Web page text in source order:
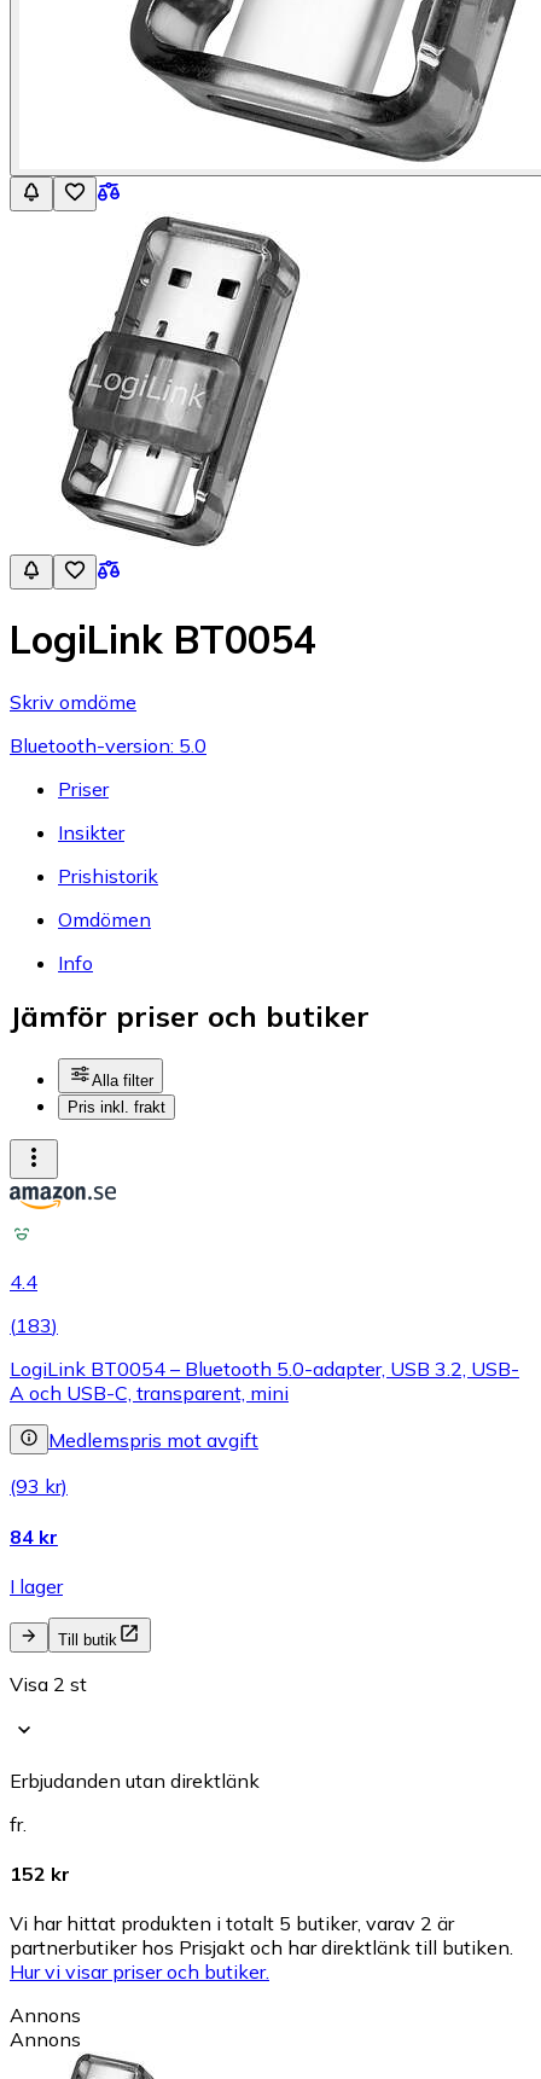
LogiLink BT0054
Skriv omdöme
Bluetooth-version: 5.0
Priser
Insikter
Prishistorik
Omdömen
Info
Jämför priser och butiker
Alla filter
Pris inkl. frakt
4.4
(183)
LogiLink BT0054 – Bluetooth 5.0-adapter, USB 3.2, USB-
A och USB-C, transparent, mini
Medlemspris mot avgift
(93 kr)
84 kr
I lager
Till butik
Visa 2 st
Erbjudanden utan direktlänk
fr.
152 kr
Vi har hittat produkten i totalt 5 butiker, varav 2 är
partnerbutiker hos Prisjakt och har direktlänk till butiken.
Hur vi visar priser och butiker.
Annons
Annons